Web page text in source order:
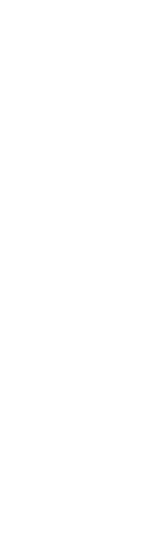
their
nurses
every
hold
ませ
提供して
の家庭
いま
です。
界に何
題が待ち